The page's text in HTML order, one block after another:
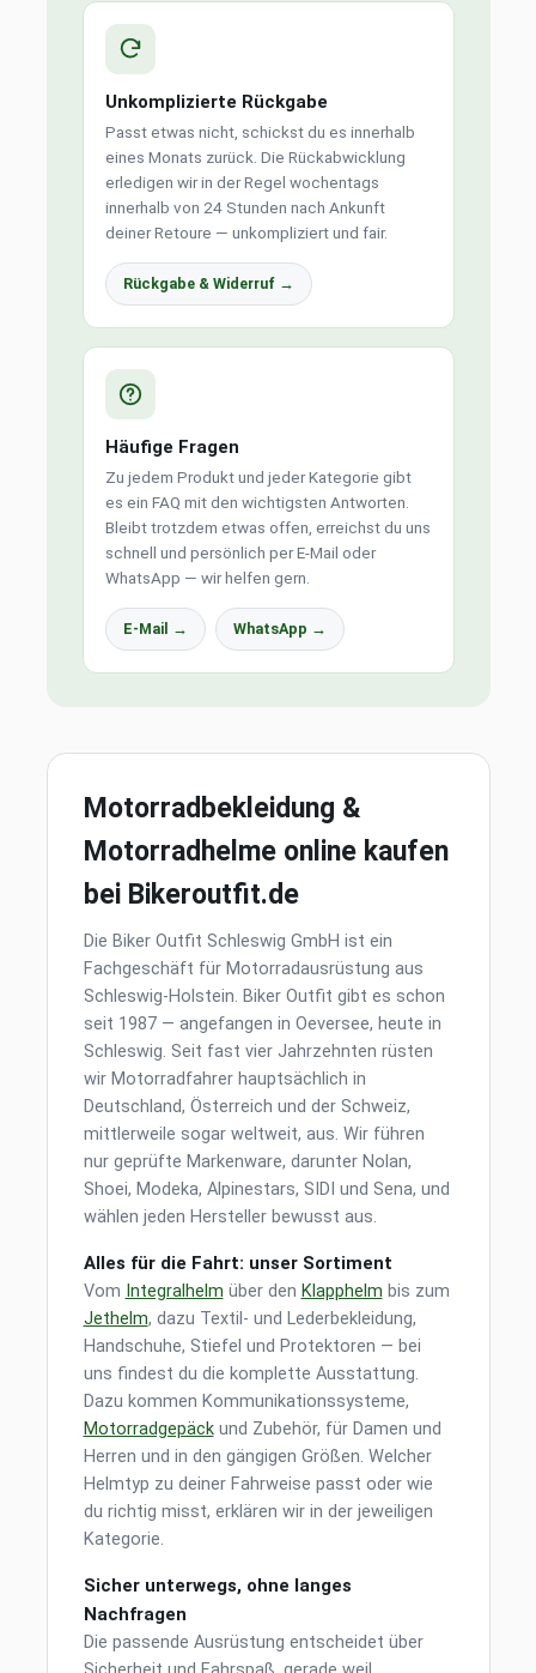
Unkomplizierte Rückgabe
Passt etwas nicht, schickst du es innerhalb
eines Monats zurück. Die Rückabwicklung
erledigen wir in der Regel wochentags
innerhalb von 24 Stunden nach Ankunft
deiner Retoure — unkompliziert und fair.
Rückgabe & Widerruf →
Häufige Fragen
Zu jedem Produkt und jeder Kategorie gibt
es ein FAQ mit den wichtigsten Antworten.
Bleibt trotzdem etwas offen, erreichst du uns
schnell und persönlich per E-Mail oder
WhatsApp — wir helfen gern.
E-Mail → WhatsApp →
Motorradbekleidung &
Motorradhelme online kaufen
bei Bikeroutfit.de
Die Biker Outfit Schleswig GmbH ist ein
Fachgeschäft für Motorradausrüstung aus
Schleswig-Holstein. Biker Outfit gibt es schon
seit 1987 — angefangen in Oeversee, heute in
Schleswig. Seit fast vier Jahrzehnten rüsten
wir Motorradfahrer hauptsächlich in
Deutschland, Österreich und der Schweiz,
mittlerweile sogar weltweit, aus. Wir führen
nur geprüfte Markenware, darunter Nolan,
Shoei, Modeka, Alpinestars, SIDI und Sena, und
wählen jeden Hersteller bewusst aus.
Alles für die Fahrt: unser Sortiment
Vom Integralhelm über den Klapphelm bis zum
Jethelm, dazu Textil- und Lederbekleidung,
Handschuhe, Stiefel und Protektoren — bei
uns findest du die komplette Ausstattung.
Dazu kommen Kommunikationssysteme,
Motorradgepäckund Zubehör, für Damen und
Herren und in den gängigen Größen. Welcher
Helmtyp zu deiner Fahrweise passt oder wie
du richtig misst, erklären wir in der jeweiligen
Kategorie.
Sicher unterwegs, ohne langes
Nachfragen
Die passende Ausrüstung entscheidet über